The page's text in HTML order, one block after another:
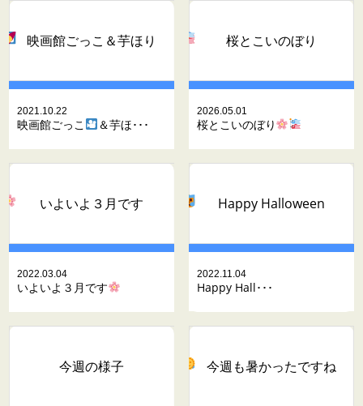
映画館ごっこ ＆芋ほり
2021.10.22
映画館ごっこ ＆芋ほ･･･
桜とこいのぼり
2026.05.01
桜とこいのぼり
いよいよ３月です
2022.03.04
いよいよ３月です
Happy Halloween
2022.11.04
Happy Hall･･･
今週の様子 今週も暑かったですね